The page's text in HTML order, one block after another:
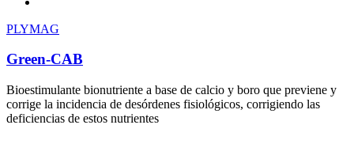
PLYMAG
Green-CAB
Bioestimulante bionutriente a base de calcio y boro que previene y
corrige la incidencia de desórdenes fisiológicos, corrigiendo las
deficiencias de estos nutrientes